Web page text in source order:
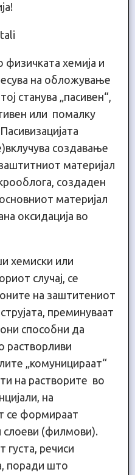
хемија и
на обложување
станува „пасивен“,
или помалку
создавање
материјал
создаден
материјал
оксидација во
хемиски или
случај, се
на заштитениот
преминуваат
способни да
растворливи
„комуницираат“
на растворите во
на
се формираат
слоеви (филмови).
речиси
поради што